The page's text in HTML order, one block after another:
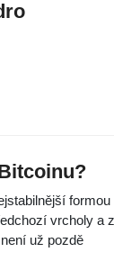
vrcholy a
už pozdě